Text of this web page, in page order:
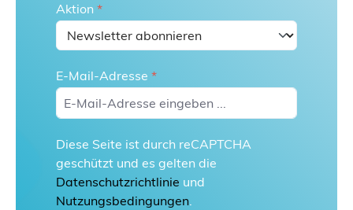
Aktion *
E-Mail-Adresse *
Diese Seite ist durch reCAPTCHA
geschützt und es gelten die
Datenschutzrichtlinie und
Nutzungsbedingungen.